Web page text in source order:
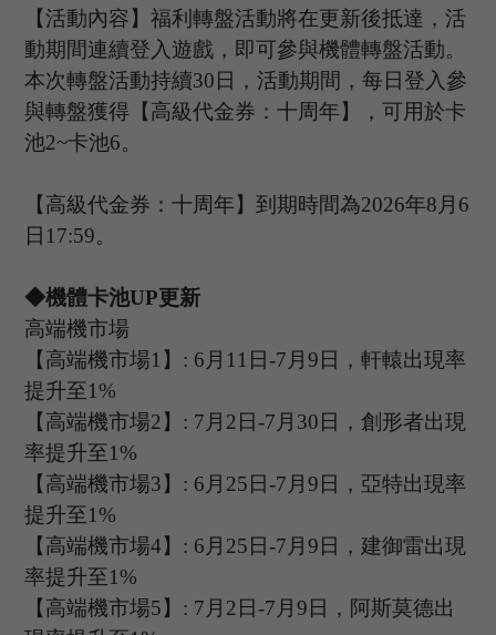
【活動內容】福利轉盤活動將在更新後抵達，活
動期間連續登入遊戲，即可參與機體轉盤活動。
本次轉盤活動持續30日，活動期間，每日登入參
與轉盤獲得【高級代金券：十周年】，可用於卡
池2~卡池6。
【高級代金券：十周年】到期時間為2026年8 月 6
日1 7:59。
◆機體卡池UP更新
高端機市場
【高端機市場1 】 : 6 月 11 日-7 月9日，軒轅出現率
提升至1%
【高端機市場2 】 : 7 月 2 日-7 月 30日，創形者出現
率提升至1%
【高端機市場3】 : 6 月 25日-7 月9日，亞特出現率
提升至1%
【高端機市場4】 : 6 月 25日-7 月9日， 建御雷出現
率提升至1%
【高端機市場5】 : 7 月 2 日-7 月9日，阿斯莫德出